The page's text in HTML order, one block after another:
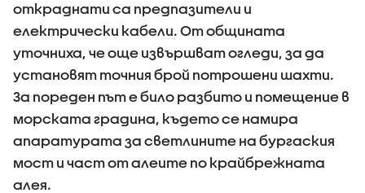
откраднати са предпазители и
електрически кабели. От общината
уточниха, че още извършват огледи, за да
установят точния брой потрошени шахти.
За пореден път е било разбито и помещение в
морската градина, където се намира
апаратурата за светлините на бургаския
мост и част от алеите по крайбрежната
алея.